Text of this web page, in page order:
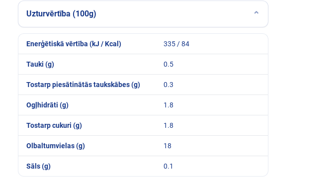
Uzturvērtība (100g) ⌄
Enerģētiskā vērtība (kJ / Kcal) 335 / 84
Tauki (g) 0.5
Tostarp piesātinātās taukskābes (g) 0.3
Ogļhidrāti (g) 1.8
Tostarp cukuri (g) 1.8
Olbaltumvielas (g) 18
Sāls (g) 0.1